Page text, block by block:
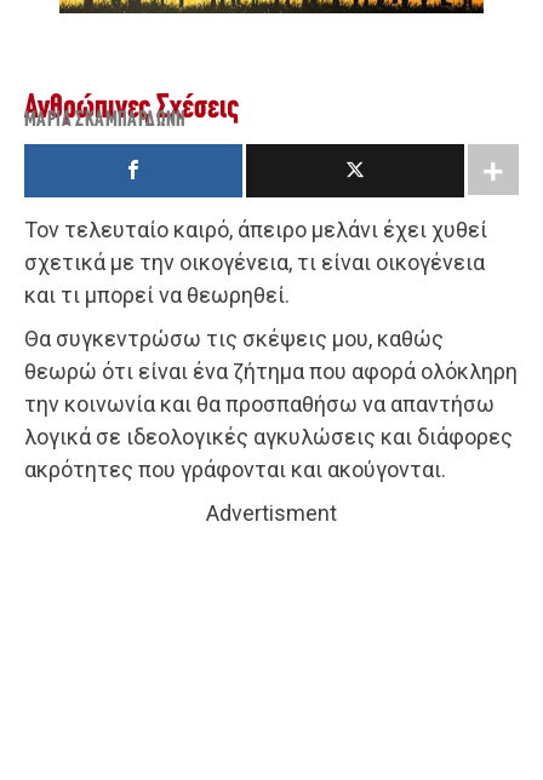
Ανθρώπινες Σχέσεις
ΜΑΡΊΑ ΣΚΑΜΠΑΡΔΏΝΗ
Τον τελευταίο καιρό, άπειρο μελάνι έχει χυθεί
σχετικά με την οικογένεια, τι είναι οικογένεια
και τι μπορεί να θεωρηθεί.
Θα συγκεντρώσω τις σκέψεις μου, καθώς
θεωρώ ότι είναι ένα ζήτημα που αφορά ολόκληρη
την κοινωνία και θα προσπαθήσω να απαντήσω
λογικά σε ιδεολογικές αγκυλώσεις και διάφορες
ακρότητες που γράφονται και ακούγονται.
Advertisment